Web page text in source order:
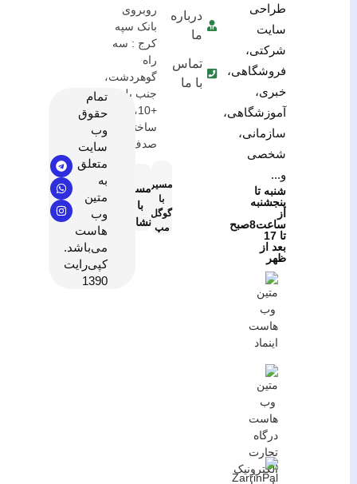
طراحی
سایت
شرکتی،
فروشگاهی،
خبری،
آموزشگاهی،
سازمانی،
شخصی
و...
شنبه تا
پنجشنبه
از
ساعت8صبح
تا 17
بعد از
ظهر
درباره
ما
تماس
با ما
روبروی
بانک سپه
کرج : سه
راه
گوهردشت،
جنب پلیس
+10،
ساختمان
صدف
مسیریابی
گوگل
مپ
مسیریابی
نشان
تمام
حقوق
وب
سایت
متعلق
به
متین
وب
هاست
می‌باشد.
کپی‌رایت
1390